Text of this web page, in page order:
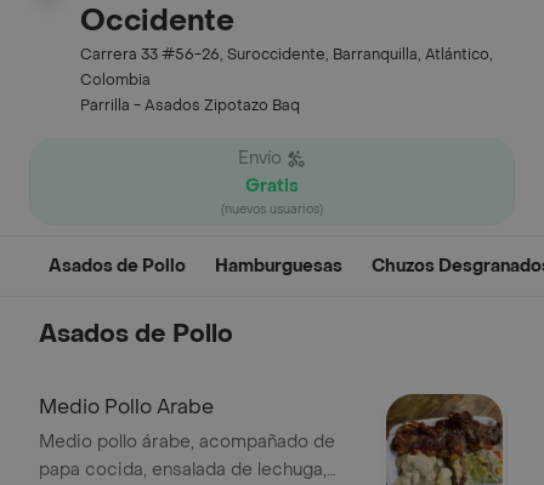
Occidente
Carrera 33 #56-26, Suroccidente, Barranquilla, Atlántico,
Colombia
Parrilla - Asados Zipotazo Baq
Envío
Gratis
(nuevos usuarios)
Asados de Pollo Hamburguesas Chuzos
Asados de Pollo
Medio Pollo Arabe
Medio pollo árabe, acompañado de
papa cocida, ensalada de lechuga,